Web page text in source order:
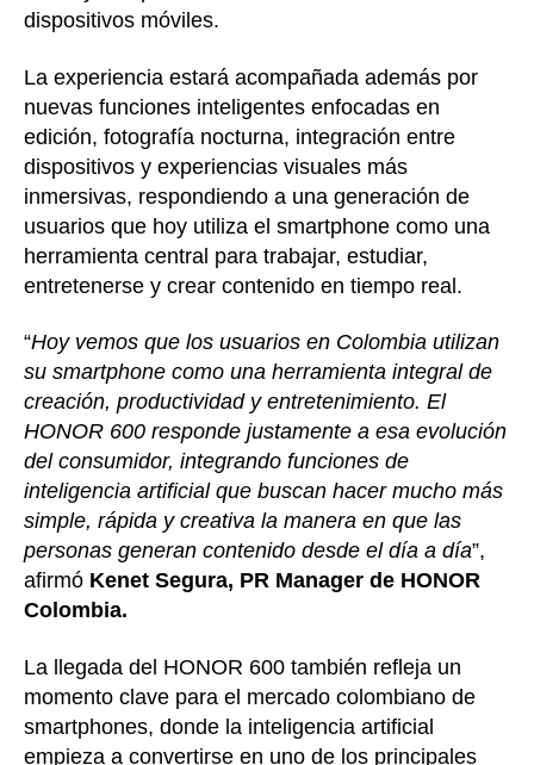
dispositivos móviles.
La experiencia estará acompañada además por
nuevas funciones inteligentes enfocadas en
edición, fotografía nocturna, integración entre
dispositivos y experiencias visuales más
inmersivas, respondiendo a una generación de
usuarios que hoy utiliza el smartphone como una
herramienta central para trabajar, estudiar,
entretenerse y crear contenido en tiempo real.
“Hoy vemos que los usuarios en Colombia utilizan
su smartphone como una herramienta integral de
creación, productividad y entretenimiento. El
HONOR 600 responde justamente a esa evolución
del consumidor, integrando funciones de
inteligencia artificial que buscan hacer mucho más
simple, rápida y creativa la manera en que las
personas generan contenido desde el día a día”,
afirmó Kenet Segura, PR Manager de HONOR
Colombia.
La llegada del HONOR 600 también refleja un
momento clave para el mercado colombiano de
smartphones, donde la inteligencia artificial
empieza a convertirse en uno de los principales